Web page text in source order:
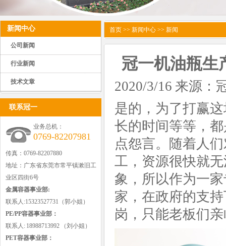
新闻中心
公司新闻
行业新闻
技术文章
联系冠一
业务总机：
0769-82207981
传真：0769-82207880
地址：广东省东莞市常平镇漱旧工
业区四街6号
金属容器事业部:
联系人:15323527731（郭小姐）
PE/PP容器事业部：
联系人: 18988713992 （刘小姐）
PET容器事业部：
首页 >> 新闻中心 >> 新闻
冠一机油瓶
2020/3/16 来源：
是的，为了打赢
长的时间等等，
点怨言。随着人
工，资源很快就
象，所以作为一
家，在政府的支
岗，只能老板们